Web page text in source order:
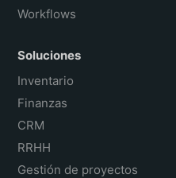
Workflows
Soluciones
Inventario
Finanzas
CRM
RRHH
Gestión de proyectos